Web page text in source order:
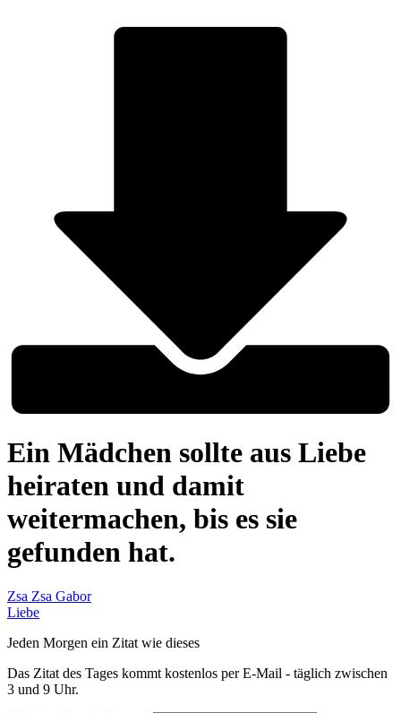
Ein Mädchen sollte aus Liebe
heiraten und damit
weitermachen, bis es sie
gefunden hat.
Zsa Zsa Gabor
Liebe
Jeden Morgen ein Zitat wie dieses
Das Zitat des Tages kommt kostenlos per E-Mail - täglich zwischen
3 und 9 Uhr.